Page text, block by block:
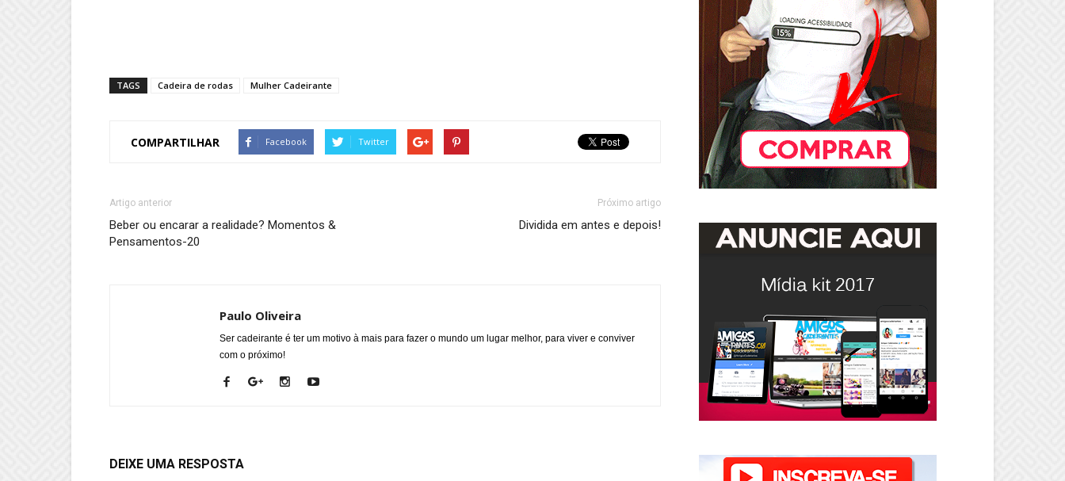
TAGS Cadeira de rodas Mulher Cadeirante
COMPARTILHAR Facebook Twitter
Artigo anterior
Beber ou encarar a realidade? Momentos &
Pensamentos-20
Próximo artigo
Dividida em antes e depois!
Paulo Oliveira
Ser cadeirante é ter um motivo à mais para fazer o mundo um lugar melhor, para viver e conviver
com o próximo!
DEIXE UMA RESPOSTA